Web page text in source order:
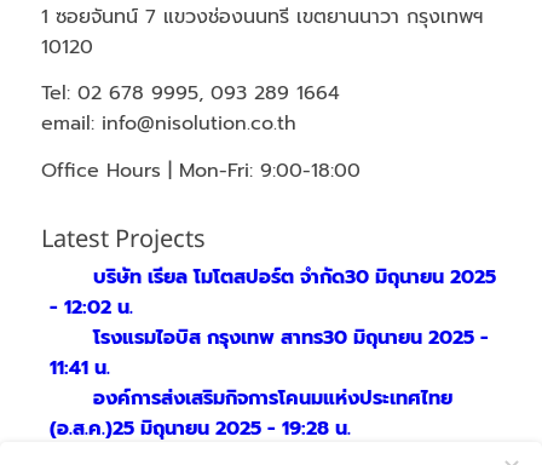
1 ซอยจันทน์ 7 แขวงช่องนนทรี เขตยานนาวา กรุงเทพฯ
10120
Tel: 02 678 9995, 093 289 1664
email: info@nisolution.co.th
Office Hours | Mon-Fri: 9:00-18:00
Latest Projects
บริษัท เรียล โมโตสปอร์ต จำกัด30 มิถุนายน 2025
- 12:02 น.
โรงแรมไอบิส กรุงเทพ สาทร30 มิถุนายน 2025 -
11:41 น.
องค์การส่งเสริมกิจการโคนมแห่งประเทศไทย
(อ.ส.ค.)25 มิถุนายน 2025 - 19:28 น.